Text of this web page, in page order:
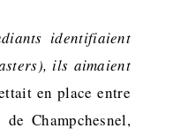
identifiaient
ils aimaient
en place entre
Champchesnel,